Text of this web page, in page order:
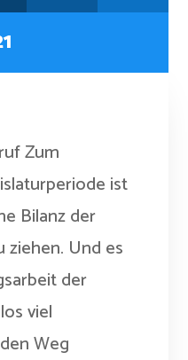
Zum
ist
Bilanz der
Und es
der
viel
Weg